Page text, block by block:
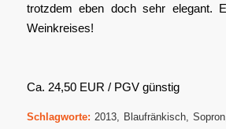
trotzdem eben doch sehr elegant.
Weinkreises!
Ca. 24,50 EUR / PGV günstig
Schlagworte: 2013, Blaufränkisch,Sopron